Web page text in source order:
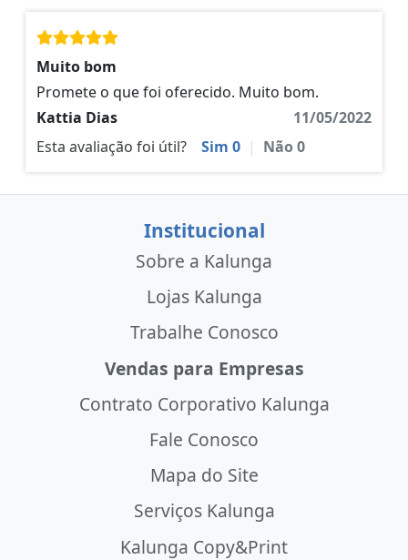
Muito bom
Promete o que foi oferecido. Muito bom.
Kattia Dias
11/05/2022
Esta avaliação foi útil?
Sim 0 | Não0
Institucional
Sobre a Kalunga
Lojas Kalunga
Trabalhe Conosco
Vendas para Empresas
Contrato Corporativo Kalunga
Fale Conosco
Mapa do Site
Serviços Kalunga
Kalunga Copy&Print